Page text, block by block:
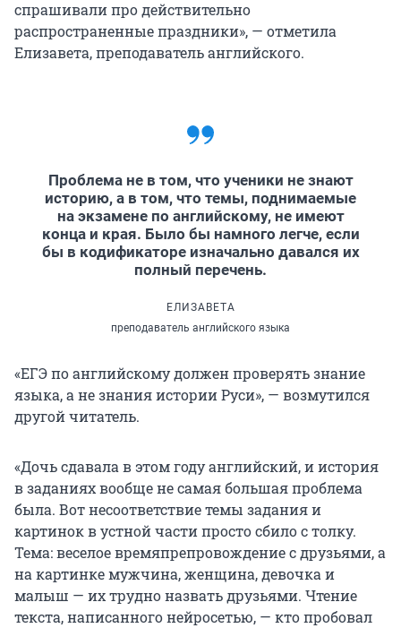
спрашивали про действительно
распространенные праздники», — отметила
Елизавета, преподаватель английского.
Проблема не в том, что ученики не знают
историю, а в том, что темы, поднимаемые
на экзамене по английскому, не имеют
конца и края. Было бы намного легче, если
бы в кодификаторе изначально давался их
полный перечень.
ЕЛИЗАВЕТА
преподаватель английского языка
«ЕГЭ по английскому должен проверять знание
языка, а не знания истории Руси», — возмутился
другой читатель.
«Дочь сдавала в этом году английский, и история
в заданиях вообще не самая большая проблема
была. Вот несоответствие темы задания и
картинок в устной части просто сбило с толку.
Тема: веселое времяпрепровождение с друзьями, а
на картинке мужчина, женщина, девочка и
малыш — их трудно назвать друзьями. Чтение
текста, написанного нейросетью, — кто пробовал